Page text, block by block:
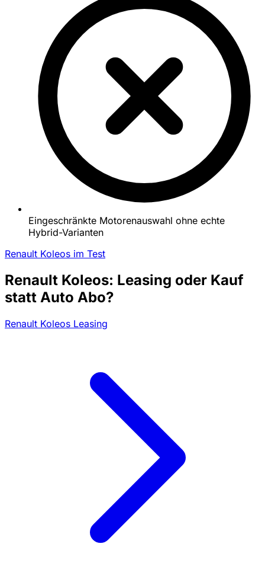
Eingeschränkte Motorenauswahl ohne echte
Hybrid-Varianten
Renault Koleos im Test
Renault Koleos: Leasing oder Kauf
statt Auto Abo?
Renault Koleos Leasing